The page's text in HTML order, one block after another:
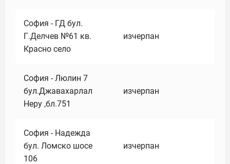
София - ГД бул.
Г.Делчев №61 кв.
Красно село
изчерпан
София - Люлин 7
бул.Джавахарлал
Неру ,бл.751
изчерпан
София - Надежда
бул. Ломско шосе
106
изчерпан